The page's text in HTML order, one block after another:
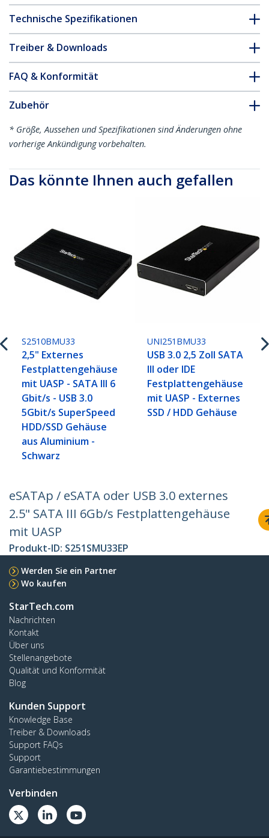
Technische Spezifikationen
Treiber & Downloads
FAQ & Konformität
Zubehör
* Größe, Aussehen und Spezifikationen sind Änderungen ohne
vorherige Ankündigung vorbehalten.
Das könnte Ihnen auch gefallen
S2510BMU33
2,5" Externes
Festplattengehäuse
mit UASP - SATA III 6
Gbit/s - USB 3.0
5Gbit/s SuperSpeed
HDD/SSD Gehäuse
aus Aluminium -
Schwarz
UNI251BMU33
USB 3.0 2,5 Zoll SATA
III oder IDE
Festplattengehäuse
mit UASP - Externes
SSD / HDD Gehäuse
eSATAp / eSATA oder USB 3.0 externes
2.5" SATA III 6Gb/s Festplattengehäuse
mit UASP
Produkt-ID: S251SMU33EP
Werden Sie ein Partner
Wo kaufen
StarTech.com
Nachrichten
Kontakt
Über uns
Stellenangebote
Qualität und Konformität
Blog
Kunden Support
Knowledge Base
Treiber & Downloads
Support FAQs
Support
Garantiebestimmungen
Verbinden